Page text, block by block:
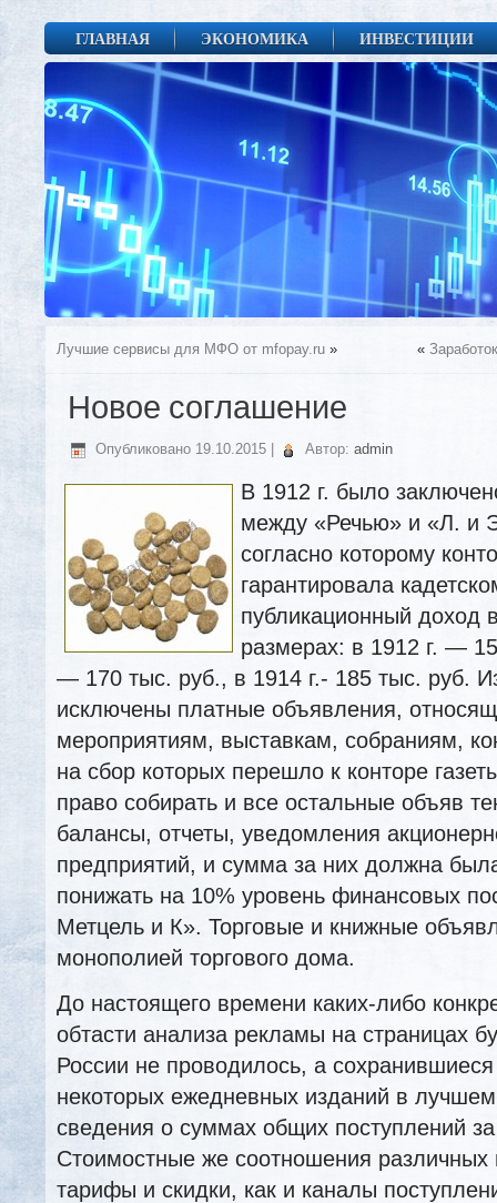
ГЛАВНАЯ ЭКОНОМИКА ИНВЕСТИЦИИ
Лучшие сервисы для МФО от mfopay.ru » «
Новое соглашение
Опубликовано 19.10.2015 Автор: admin
В 1912 г. было
между «Речью» и «Л. и
согласно которому
гарантировала
публикационный доход
размерах: в 1912 г. —
— 170 тыс. руб., в 1914 г.- 185 тыс. руб.
исключены платные объявления,
мероприятиям, выставкам, собраниям,
на сбор которых перешло к конторе
право собирать и все остальные объяв
балансы, отчеты, уведомления
предприятий, и сумма за них должна
понижать на 10% уровень финансовых
Метцель и К». Торговые и книжные
монополией торгового дома.
До настоящего времени каких-либо
обтасти анализа рекламы на страницах
России не проводилось, а
некоторых ежедневных изданий в
сведения о суммах общих поступлений
Стоимостные же соотношения различных
тарифы и скидки, как и каналы